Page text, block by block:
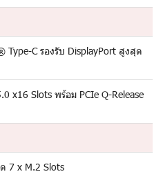
Type-C รองรับ DisplayPort สูงสุด
x16 Slots พร้อม PCIe Q-Release
7 x M.2 Slots